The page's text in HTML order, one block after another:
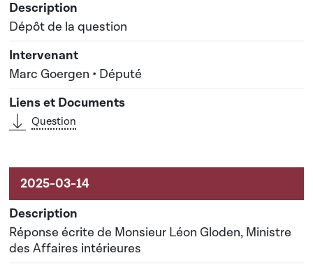
Dépôt de la question
Marc Goergen • Député
Question
Réponse écrite de Monsieur Léon Gloden, Ministre
des Affaires intérieures